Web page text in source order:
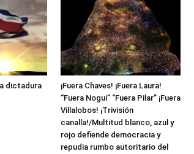
dictadura
¡Fuera Chaves! ¡Fuera Laura!
“Fuera Nogui” “Fuera Pilar” ¡Fuera
Villalobos! ¡Trivisión
canalla!/Multitud blanco, azul y
rojo defiende democracia y
repudia rumbo autoritario del